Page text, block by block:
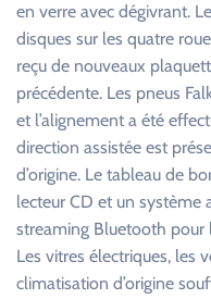
en verre avec dégivrant.
disques sur les quatre
reçu de nouveaux
précédente. Les pneus
et l’alignement a été
direction assistée est
d’origine. Le tableau de
lecteur CD et un système
streaming Bluetooth pour
Les vitres électriques, les
climatisation d’origine